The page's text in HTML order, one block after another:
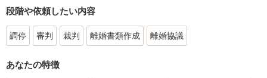
段階や依頼したい内容
調停 審判 裁判 離婚書類作成 離婚協議
あなたの特徴